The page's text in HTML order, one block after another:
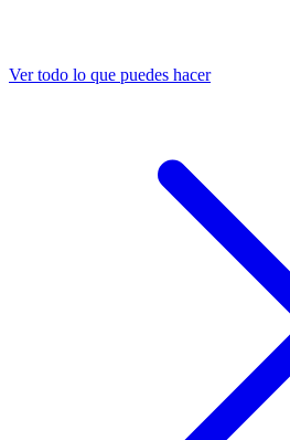
Ver todo lo que puedes hacer